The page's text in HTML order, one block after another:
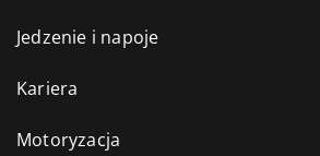
Jedzenie i napoje
Kariera
Motoryzacja